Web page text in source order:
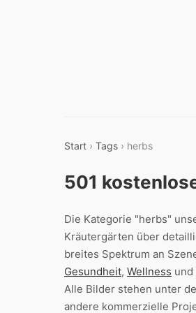
Start › Tags › herbs
501
Die Kategorie "herbs"
Kräutergärten über
breites Spektrum an
Gesundheit, Wellness und
Alle Bilder stehen unter
andere kommerzielle